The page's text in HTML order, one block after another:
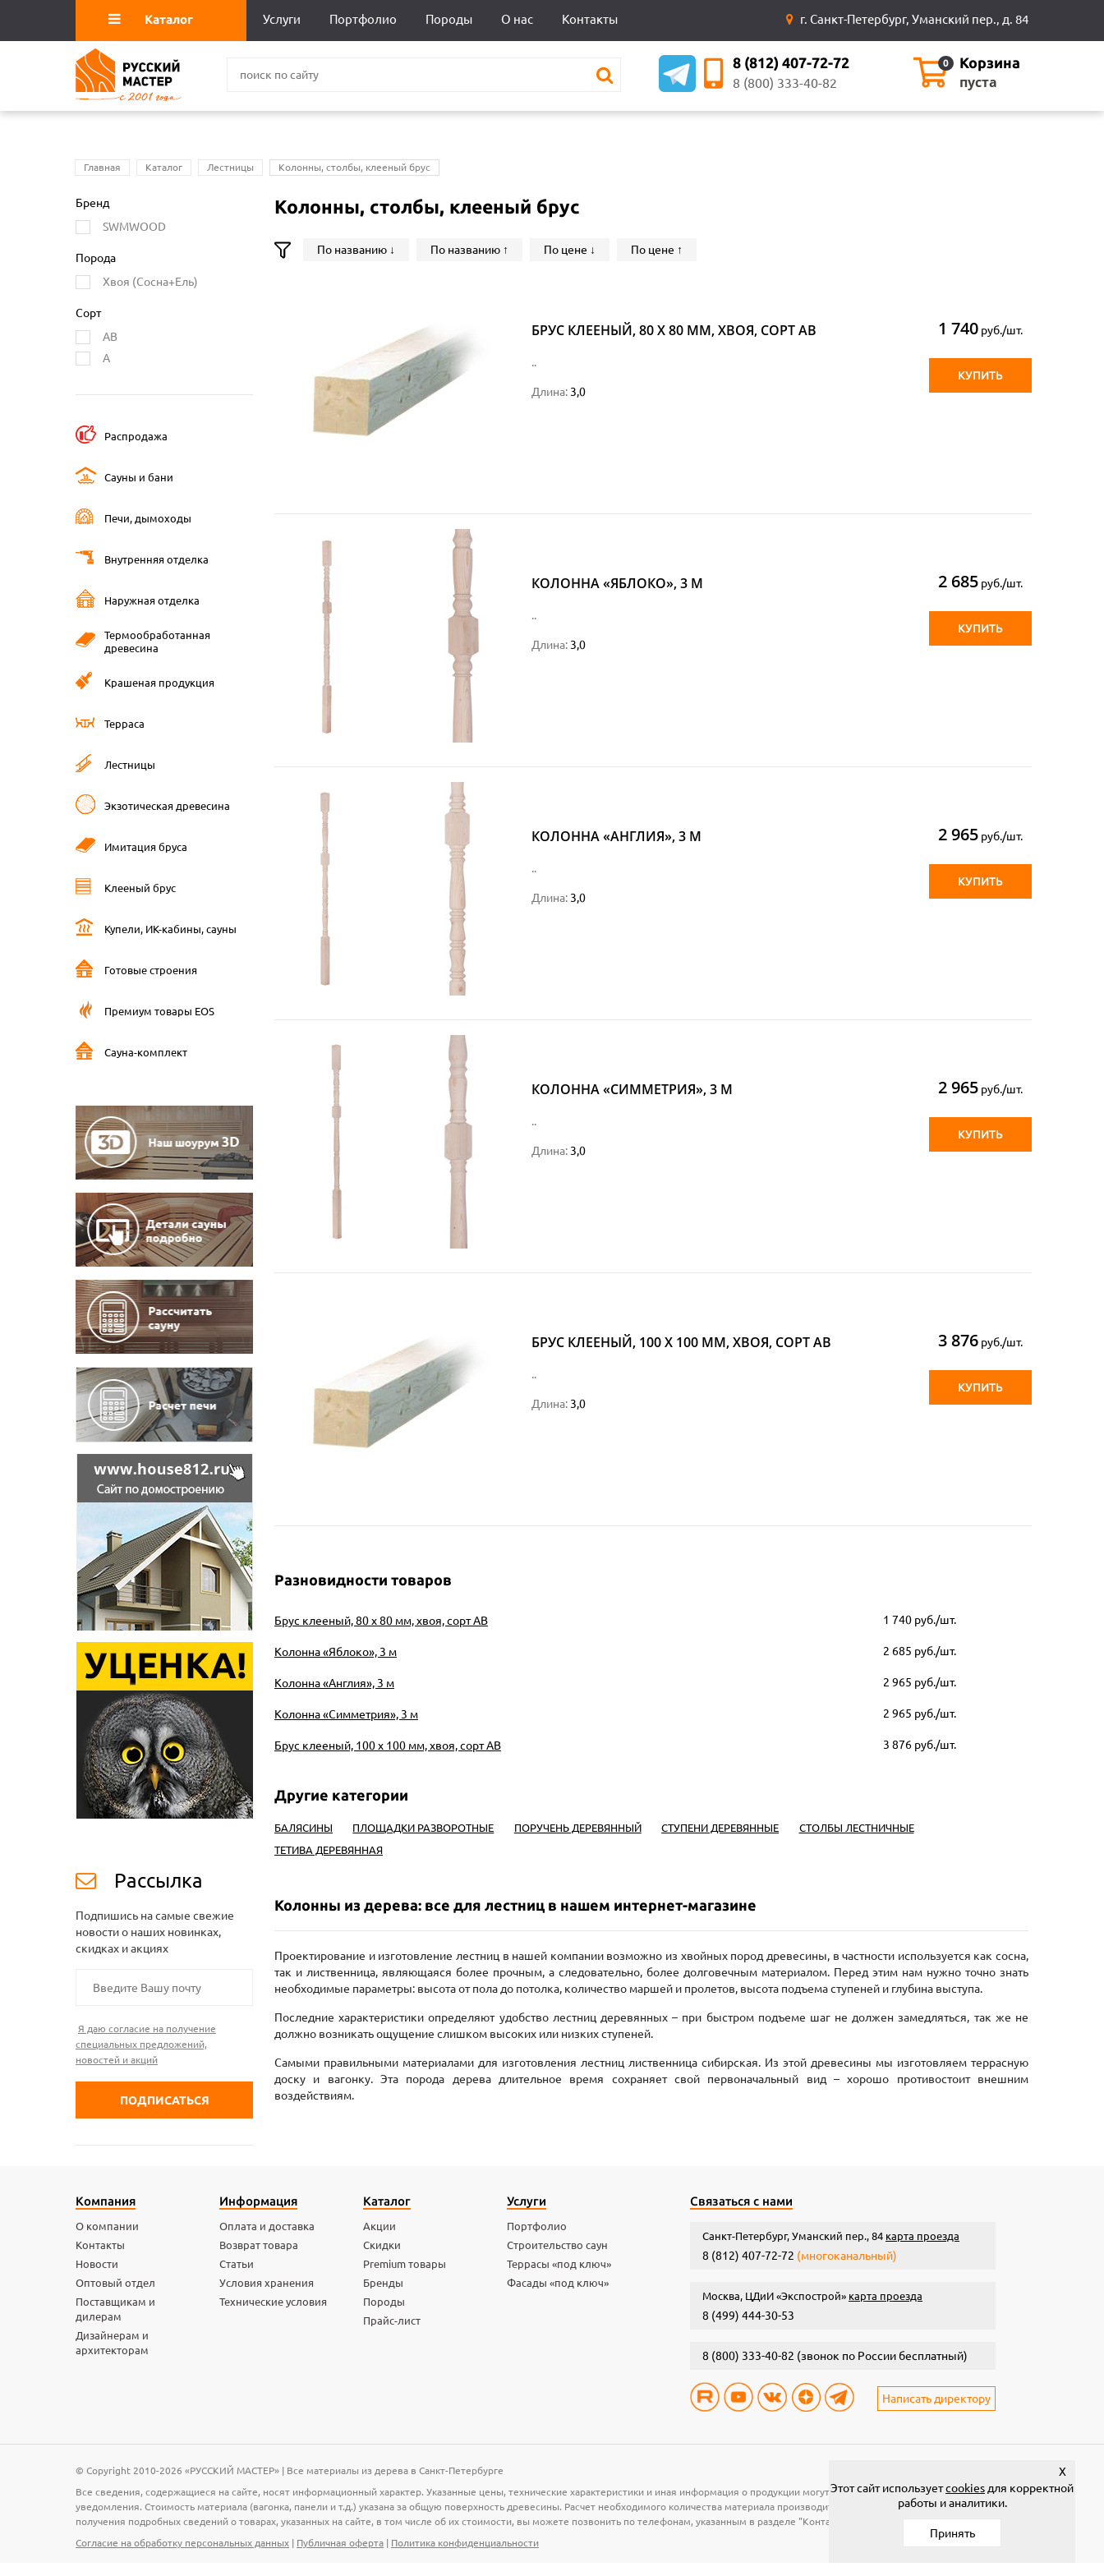
Каталог Услуги Портфолио Породы О нас Контакты г. Санкт-Петербург, Уманский пер., д. 84
Корзина
0
пуста
8 (812) 407-72-72
8 (800) 333-40-82
Главная Каталог Лестницы Колонны, столбы, клееный брус
Бренд
SWMWOOD
Порода
Хвоя (Сосна+Ель)
Сорт
АВ
А
Колонны, столбы, клееный брус
По названию ↓ По названию ↑ По цене ↓ По цене ↑
БРУС КЛЕЕНЫЙ, 80 Х 80 ММ, ХВОЯ, СОРТ АВ
..
Длина: 3,0
1 740 руб./шт.
КУПИТЬ
КОЛОННА «ЯБЛОКО», 3 М
..
Длина: 3,0
2 685 руб./шт.
КУПИТЬ
КОЛОННА «АНГЛИЯ», 3 М
..
Длина: 3,0
2 965 руб./шт.
КУПИТЬ
КОЛОННА «СИММЕТРИЯ», 3 М
..
Длина: 3,0
2 965 руб./шт.
КУПИТЬ
БРУС КЛЕЕНЫЙ, 100 Х 100 ММ, ХВОЯ, СОРТ АВ
..
Длина: 3,0
3 876 руб./шт.
КУПИТЬ
Разновидности товаров
Брус клееный, 80 х 80 мм, хвоя, сорт АВ 1 740 руб./шт.
Колонна «Яблоко», 3 м 2 685 руб./шт.
Колонна «Англия», 3 м 2 965 руб./шт.
Колонна «Симметрия», 3 м 2 965 руб./шт.
Брус клееный, 100 х 100 мм, хвоя, сорт АВ 3 876 руб./шт.
БАЛЯСИНЫ ПЛОЩАДКИ РАЗВОРОТНЫЕ ПОРУЧЕНЬ ДЕРЕВЯННЫЙ СТУПЕНИ ДЕРЕВЯННЫЕ
СТОЛБЫ ЛЕСТНИЧНЫЕ
ТЕТИВА ДЕРЕВЯННАЯ
Колонны из дерева: все для лестниц в нашем интернет-магазине
Проектирование и изготовление лестниц в нашей компании возможно из хвойных пород древесины, в частности используется как сосна,
так и лиственница, являющаяся более прочным, а следовательно, более долговечным материалом. Перед этим нам нужно точно знать
необходимые параметры: высота от пола до потолка, количество маршей и пролетов, высота подъема ступеней и глубина выступа.
Последние характеристики определяют удобство лестниц деревянных – при быстром подъеме шаг не должен замедляться, так же не
должно возникать ощущение слишком высоких или низких ступеней.
Самыми правильными материалами для изготовления лестниц лиственница сибирская. Из этой древесины мы изготовляем террасную
доску и вагонку. Эта порода дерева длительное время сохраняет свой первоначальный вид – хорошо противостоит внешним
воздействиям.
Распродажа
Сауны и бани
Печи, дымоходы
Внутренняя отделка
Наружная отделка
Термообработанная
древесина
Крашеная продукция
Терраса
Лестницы
Экзотическая древесина
Имитация бруса
Клееный брус
Купели, ИК-кабины, сауны
Готовые строения
Премиум товары EOS
Сауна-комплект
Рассылка
Подпишись на самые свежие
новости о наших новинках,
скидках и акциях
Я даю согласие на получение
специальных предложений,
новостей и акций
Компания
О компании
Контакты
Новости
Оптовый отдел
Поставщикам и
дилерам
Дизайнерам и
архитекторам
Информация
Оплата и доставка
Возврат товара
Статьи
Условия хранения
Технические условия
Каталог
Акции
Скидки
Premium товары
Бренды
Породы
Прайс-лист
Услуги
Портфолио
Строительство саун
Террасы «под ключ»
Фасады «под ключ»
Связаться с нами
Санкт-Петербург, Уманский пер., 84 карта проезда
8 (812) 407-72-72 (многоканальный)
Москва, ЦДиИ «Экспострой» карта проезда
8 (499) 444-30-53
8 (800) 333-40-82 (звонок по России бесплатный)
Написать директору
© Copyright 2010-2026 «РУССКИЙ МАСТЕР» | Все материалы из дерева в Санкт-Петербурге
Все сведения, содержащиеся на сайте, носят информационный характер. Указанные цены, технические характеристики и иная информация о продукции могут быть изменены без предварительного
уведомления. Стоимость материала (вагонка, панели и т.д.) указана за общую поверхность древесины. Расчет необходимого количества материала производится по рабочей поверхности. Для
получения подробных сведений о товарах, указанных на сайте, в том числе об их стоимости, вы можете позвонить по телефонам, указанным в разделе "Контакты".
Согласие на обработку персональных данных | Публичная оферта | Политика конфиденциальности
X
Этот сайт используетcookies для корректной
работы и аналитики.
Принять